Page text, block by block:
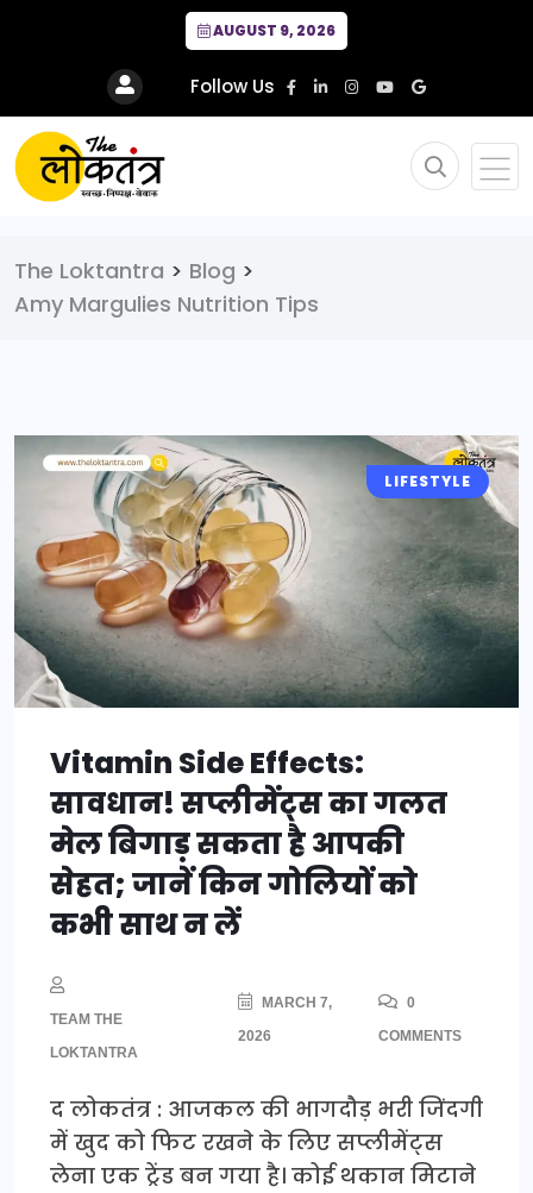
AUGUST 9, 2026
Follow Us
The Loktantra > Blog >
Amy Margulies Nutrition Tips
LIFESTYLE
Vitamin Side Effects:
सावधान! सप्लीमेंट्स का गलत
मेल बिगाड़ सकता है आपकी
सेहत; जानें किन गोलियों को
कभी साथ न लें
TEAM THE
LOKTANTRA
MARCH 7,
2026
0
COMMENTS
द लोकतंत्र : आजकल की भागदौड़ भरी जिंदगी
में खुद को फिट रखने के लिए सप्लीमेंट्स
लेना एक ट्रेंड बन गया है। कोई थकान मिटाने